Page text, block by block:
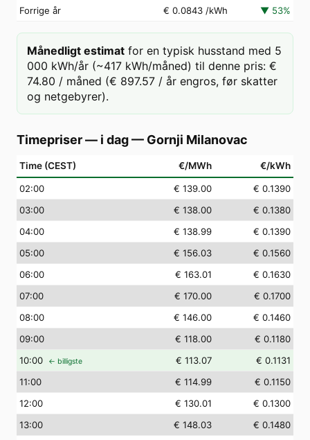
Forrige år
€ 0.0843 /kWh ▼ 53%
Månedligt estimat for en typisk husstand med 5
000 kWh/år (~417 kWh/måned) til denne pris: €
74.80 / måned (€ 897.57 / år engros, før skatter
og netgebyrer).
Timepriser — i dag— Gornji Milanovac
Time (CEST) €/MWh €/kWh
02:00 € 139.00
€ 0.1390
03:00 € 138.00
€ 0.1380
04:00 € 138.99
€ 0.1390
05:00 € 156.03
€ 0.1560
06:00 € 163.01
€ 0.1630
07:00 € 170.00
€ 0.1700
08:00 € 146.00
€ 0.1460
09:00 € 118.00
€ 0.1180
10:00 ← billigste € 113.07
€ 0.1131
11:00 € 114.99
€ 0.1150
12:00 € 130.01
€ 0.1300
13:00 € 148.03
€ 0.1480